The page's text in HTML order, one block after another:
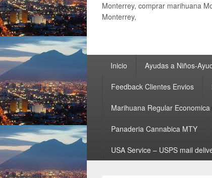
Monterrey, comprar marihuana
Monterrey,
Inicio Ayudas a Niños-
Feedback Clientes Envios
Marihuana Regular Economica
Panaderia Cannabica MTY
USA Service – USPS mail